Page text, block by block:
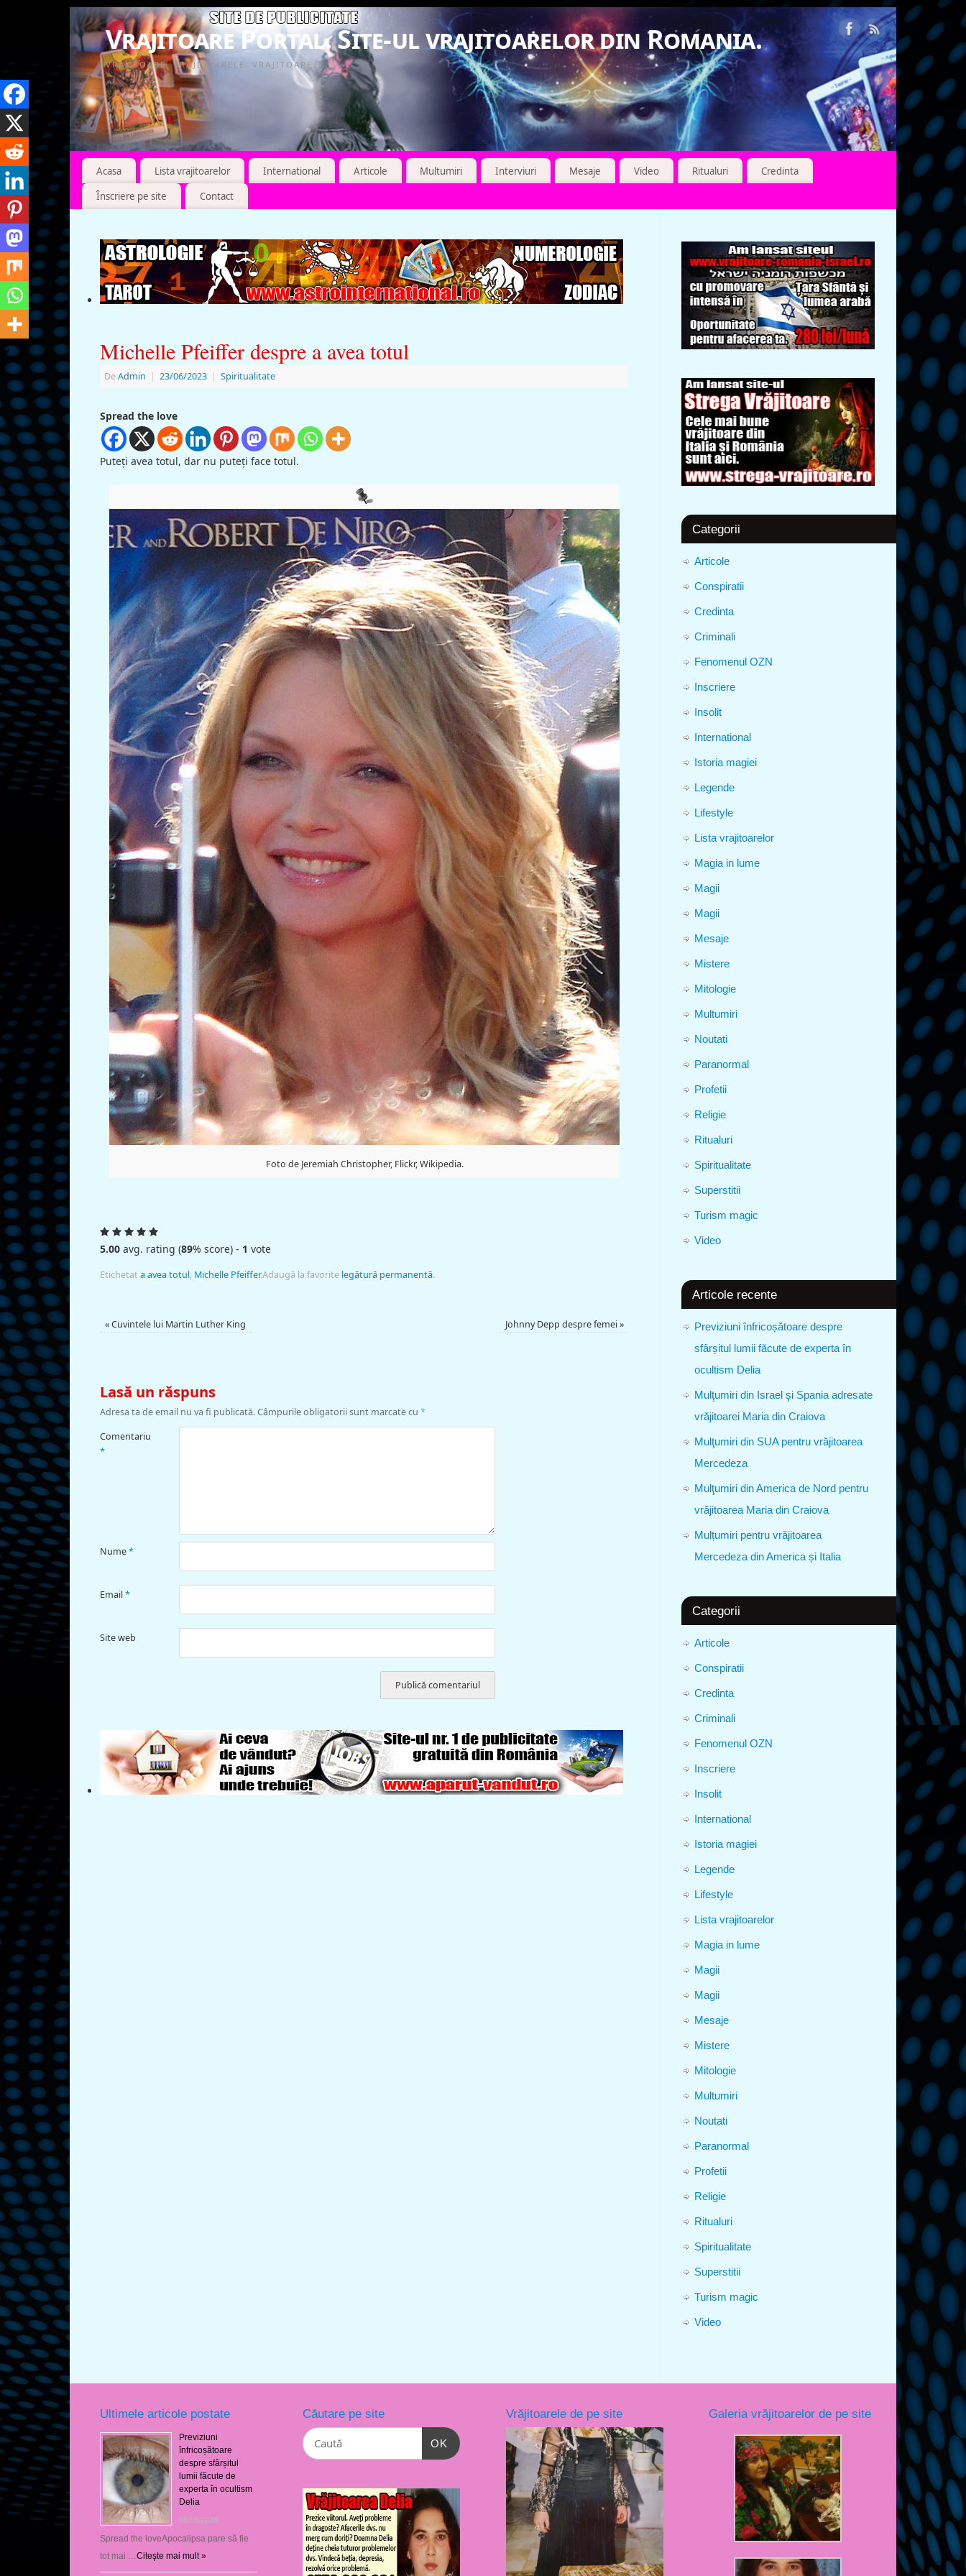
Vrajitoare Portal. Site-ul vrajitoarelor din Romania.
VRAJITOARE, VRAJITOARELE, VRAJITOARE
Acasa Lista vrajitoarelor International Articole Multumiri Interviuri Mesaje Video Ritualuri
Credinta
Înscriere pe site
Contact
Michelle Pfeiffer despre a avea totul
DeAdmin | 23/06/2023 | Spiritualitate
Spread the love
Puteți avea totul, dar nu puteți face totul.
Foto de Jeremiah Christopher, Flickr, Wikipedia.
5.00 avg. rating (89% score) - 1 vote
Etichetat a avea totul, Michelle Pfeiffer.Adaugă la favorite legătură permanentă.
«Cuvintele lui Martin Luther King Johnny Depp despre femei»
Lasă un răspuns
Adresa ta de email nu va fi publicată.Câmpurile obligatorii sunt marcate cu *
Comentariu
*
Nume*
Email*
Site web
Categorii
Articole
Conspiratii
Credinta
Criminali
Fenomenul OZN
Inscriere
Insolit
International
Istoria magiei
Legende
Lifestyle
Lista vrajitoarelor
Magia in lume
Magii
Magii
Mesaje
Mistere
Mitologie
Multumiri
Noutati
Paranormal
Profetii
Religie
Ritualuri
Spiritualitate
Superstitii
Turism magic
Video
Articole recente
Previziuni înfricoșătoare despre
sfârșitul lumii făcute de experta în
ocultism Delia
Mulţumiri din Israel şi Spania adresate
vrăjitoarei Maria din Craiova
Mulţumiri din SUA pentru vrăjitoarea
Mercedeza
Mulţumiri din America de Nord pentru
vrăjitoarea Maria din Craiova
Mulțumiri pentru vrăjitoarea
Mercedeza din America și Italia
Categorii
Articole
Conspiratii
Credinta
Criminali
Fenomenul OZN
Inscriere
Insolit
International
Istoria magiei
Legende
Lifestyle
Lista vrajitoarelor
Magia in lume
Magii
Magii
Mesaje
Mistere
Mitologie
Multumiri
Noutati
Paranormal
Profetii
Religie
Ritualuri
Spiritualitate
Superstitii
Turism magic
Video
Ultimele articole postate
Previziuni
înfricoșătoare
despre sfârșitul
lumii făcute de
experta în ocultism
Delia
08/08/2026
Spread the loveApocalipsa pare să fie
tot mai … Citeşte mai mult »
Căutare pe site
OK
Vrăjitoarele de pe site Galeria vrăjitoarelor de pe site